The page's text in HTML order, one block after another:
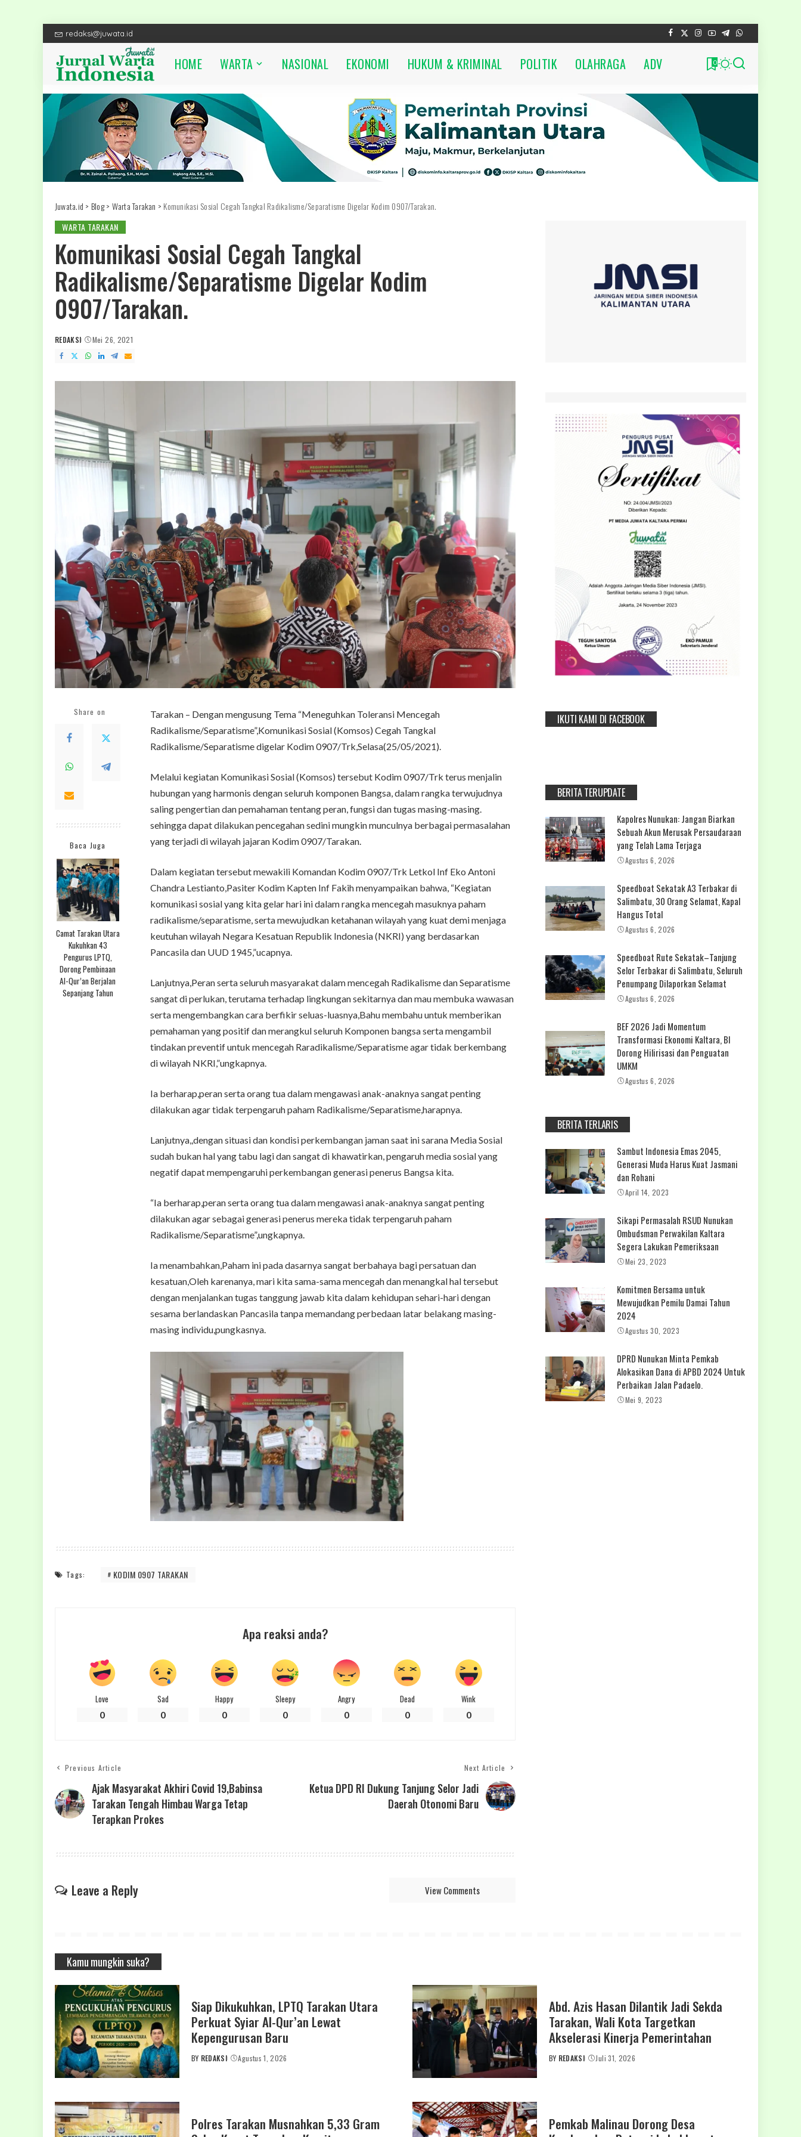
redaksi@juwata.id
HOME WARTA NASIONAL EKONOMI HUKUM & KRIMINAL POLITIK OLAHRAGA ADV 0
Juwata.id > Blog> Warta Tarakan > Komunikasi Sosial Cegah Tangkal Radikalisme/Separatisme Digelar Kodim 0907/Tarakan.
WARTA TARAKAN
Komunikasi Sosial Cegah Tangkal
Radikalisme/Separatisme Digelar Kodim
0907/Tarakan.
POSTED
BY
REDAKSI Mei 26, 2021
Share on
Baca Juga
Camat Tarakan Utara
Kukuhkan 43
Pengurus LPTQ,
Dorong Pembinaan
Al-Qur’an Berjalan
Sepanjang Tahun
Tarakan – Dengan mengusung Tema “Meneguhkan Toleransi Mencegah
Radikalisme/Separatisme”,Komunikasi Sosial (Komsos) Cegah Tangkal
Radikalisme/Separatisme digelar Kodim 0907/Trk,Selasa(25/05/2021).
Melalui kegiatan Komunikasi Sosial (Komsos) tersebut Kodim 0907/Trk terus menjalin
hubungan yang harmonis dengan seluruh komponen Bangsa, dalam rangka terwujudnya
saling pengertian dan pemahaman tentang peran, fungsi dan tugas masing-masing.
sehingga dapat dilakukan pencegahan sedini mungkin munculnya berbagai permasalahan
yang terjadi di wilayah jajaran Kodim 0907/Tarakan.
Dalam kegiatan tersebut mewakili Komandan Kodim 0907/Trk Letkol Inf Eko Antoni
Chandra Lestianto,Pasiter Kodim Kapten Inf Fakih menyampaikan bahwa, “Kegiatan
komunikasi sosial yang kita gelar hari ini dalam rangka mencegah masuknya paham
radikalisme/separatisme, serta mewujudkan ketahanan wilayah yang kuat demi menjaga
keutuhan wilayah Negara Kesatuan Republik Indonesia (NKRI) yang berdasarkan
Pancasila dan UUD 1945,”ucapnya.
Lanjutnya,Peran serta seluruh masyarakat dalam mencegah Radikalisme dan Separatisme
sangat di perlukan, terutama terhadap lingkungan sekitarnya dan mau membuka wawasan
serta mengembangkan cara berfikir seluas-luasnya,Bahu membahu untuk memberikan
pemahaman yang positif dan merangkul seluruh Komponen bangsa serta mengambil
tindakan preventif untuk mencegah Raradikalisme/Separatisme agar tidak berkembang
di wilayah NKRI,”ungkapnya.
Ia berharap,peran serta orang tua dalam mengawasi anak-anaknya sangat penting
dilakukan agar tidak terpengaruh paham Radikalisme/Separatisme,harapnya.
Lanjutnya,,dengan situasi dan kondisi perkembangan jaman saat ini sarana Media Sosial
sudah bukan hal yang tabu lagi dan sangat di khawatirkan, pengaruh media sosial yang
negatif dapat mempengaruhi perkembangan generasi penerus Bangsa kita.
“Ia berharap,peran serta orang tua dalam mengawasi anak-anaknya sangat penting
dilakukan agar sebagai generasi penerus mereka tidak terpengaruh paham
Radikalisme/Separatisme”,ungkapnya.
Ia menambahkan,Paham ini pada dasarnya sangat berbahaya bagi persatuan dan
kesatuan,Oleh karenanya, mari kita sama-sama mencegah dan menangkal hal tersebut
dengan menjalankan tugas tanggung jawab kita dalam kehidupan sehari-hari dengan
sesama berlandaskan Pancasila tanpa memandang perbedaan latar belakang masing-
masing individu,pungkasnya.
Tags: KODIM 0907 TARAKAN
Apa reaksi anda?
Love
0
Sad
0
Happy
0
Sleepy
0
Angry
0
Dead
0
Wink
0
Previous Article
Ajak Masyarakat Akhiri Covid 19,Babinsa
Tarakan Tengah Himbau Warga Tetap
Terapkan Prokes
Next Article
Ketua DPD RI Dukung Tanjung Selor Jadi
Daerah Otonomi Baru
Leave a Reply View Comments
IKUTI KAMI DI FACEBOOK
BERITA TERUPDATE
Kapolres Nunukan: Jangan Biarkan
Sebuah Akun Merusak Persaudaraan
yang Telah Lama Terjaga
Agustus 6, 2026
Speedboat Sekatak A3 Terbakar di
Salimbatu, 30 Orang Selamat, Kapal
Hangus Total
Agustus 6, 2026
Speedboat Rute Sekatak–Tanjung
Selor Terbakar di Salimbatu, Seluruh
Penumpang Dilaporkan Selamat
Agustus 6, 2026
BEF 2026 Jadi Momentum
Transformasi Ekonomi Kaltara, BI
Dorong Hilirisasi dan Penguatan
UMKM
Agustus 6, 2026
BERITA TERLARIS
Sambut Indonesia Emas 2045,
Generasi Muda Harus Kuat Jasmani
dan Rohani
April 14, 2023
Sikapi Permasalah RSUD Nunukan
Ombudsman Perwakilan Kaltara
Segera Lakukan Pemeriksaan
Mei 23, 2023
Komitmen Bersama untuk
Mewujudkan Pemilu Damai Tahun
2024
Agustus 30, 2023
DPRD Nunukan Minta Pemkab
Alokasikan Dana di APBD 2024 Untuk
Perbaikan Jalan Padaelo.
Mei 9, 2023
Kamu mungkin suka?
Siap Dikukuhkan, LPTQ Tarakan Utara
Perkuat Syiar Al-Qur’an Lewat
Kepengurusan Baru
POSTED
BY REDAKSI Agustus 1, 2026
Abd. Azis Hasan Dilantik Jadi Sekda
Tarakan, Wali Kota Targetkan
Akselerasi Kinerja Pemerintahan
POSTED
BY REDAKSI Juli 31, 2026
Polres Tarakan Musnahkan 5,33 Gram
Pemkab Malinau Dorong Desa